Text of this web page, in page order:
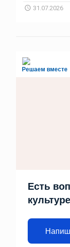
31.07.2026
Решаем вместе
Есть